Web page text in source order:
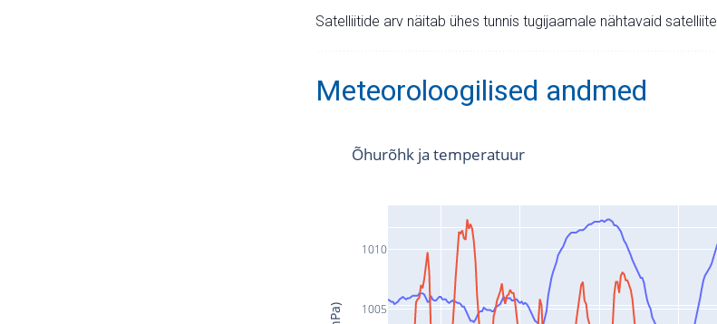
Satelliitide arv näitab ühes tunnis tugijaamale nähtavaid satelliite.
Meteoroloogilised andmed
1005
1010
Õhurõhk ja temperatuur